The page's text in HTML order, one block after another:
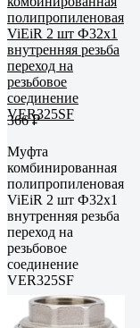
366 ₽
Муфта
комбинированная
полипропиленовая
ViEiR 2 шт Ф32х1
внутренняя резьба
переход на
резьбовое
соединение
VER325SF